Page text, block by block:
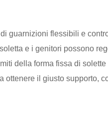
guarnizioni flessibili e
e i genitori possono
della forma fissa di
il giusto supporto,